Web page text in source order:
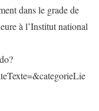
dans le grade de
à l’Institut national